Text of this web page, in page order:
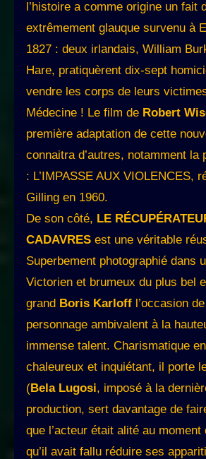
l’histoire a comme origine un fait
extrêmement glauque survenu à
1827 : deux irlandais, William
Hare, pratiquèrent dix-sept
vendre les corps de leurs
Médecine ! Le film de Robert
première adaptation de cette
connaitra d’autres, notamment la
: L’IMPASSE AUX VIOLENCES,
Gilling en 1960.
De son côté, LE
CADAVRES est une véritable
Superbement photographié dans
Victorien et brumeux du plus bel
grand Boris Karloff l’occasion
personnage ambivalent à la
immense talent. Charismatique
chaleureux et inquiétant, il porte
(Bela Lugosi, imposé à la
production, sert davantage de
que l’acteur était alité au moment
qu’il avait fallu réduire ses